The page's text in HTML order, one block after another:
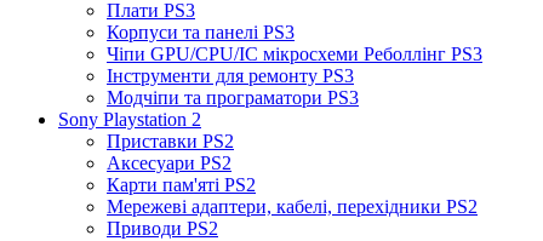
Плати PS3
Корпуси та панелі PS3
Чіпи GPU/CPU/IC мікросхеми Реболлінг PS3
Інструменти для ремонту PS3
Модчіпи та програматори PS3
Sony Playstation 2
Приставки PS2
Аксесуари PS2
Карти пам'яті PS2
Мережеві адаптери, кабелі, перехідники PS2
Приводи PS2